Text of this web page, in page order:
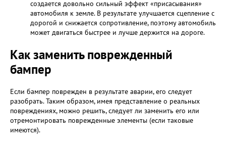
создается довольно сильный эффект «присасывания»
автомобиля к земле. В результате улучшается сцепление с
дорогой и снижается сопротивление, поэтому автомобиль
может двигаться быстрее и лучше держится на дороге.
Как заменить поврежденный
бампер
Если бампер поврежден в результате аварии, его следует
разобрать. Таким образом, имея представление о реальных
повреждениях, можно решить, следует ли заменить его или
отремонтировать поврежденные элементы (если таковые
имеются).